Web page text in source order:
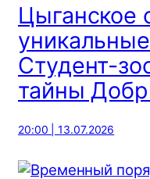
Цыганское
Студент-
тайны
20:00 | 13.07.2026